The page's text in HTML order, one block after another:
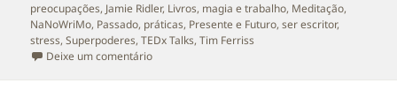
preocupações, Jamie Ridler, Livros, magia e trabalho, Meditação,
NaNoWriMo, Passado, práticas, Presente e Futuro,ser escritor,
stress,Superpoderes,TEDx Talks,Tim Ferriss
Deixe um comentáriosobre NaNoWriMo. Atravesso essa ponte